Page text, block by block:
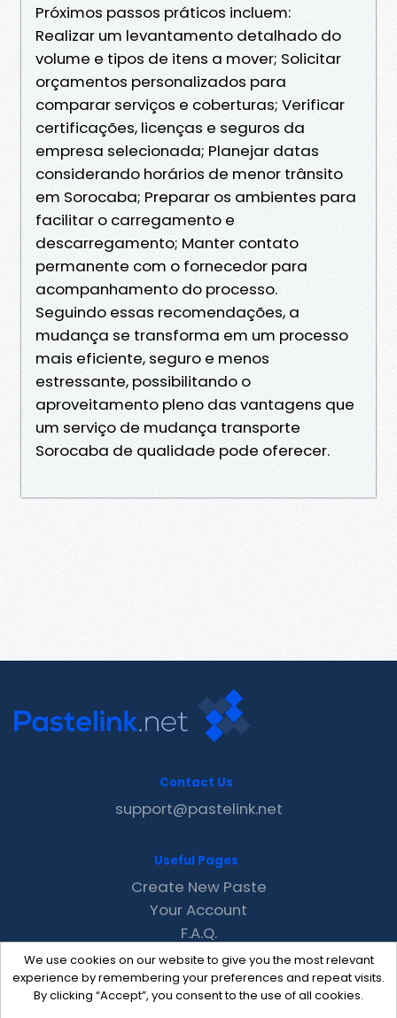
Próximos passos práticos incluem:
Realizar um levantamento detalhado do
volume e tipos de itens a mover; Solicitar
orçamentos personalizados para
comparar serviços e coberturas; Verificar
certificações, licenças e seguros da
empresa selecionada; Planejar datas
considerando horários de menor trânsito
em Sorocaba; Preparar os ambientes para
facilitar o carregamento e
descarregamento; Manter contato
permanente com o fornecedor para
acompanhamento do processo.
Seguindo essas recomendações, a
mudança se transforma em um processo
mais eficiente, seguro e menos
estressante, possibilitando o
aproveitamento pleno das vantagens que
um serviço de mudança transporte
Sorocaba de qualidade pode oferecer.
We use cookies on our website to give you the most relevant
experience by remembering your preferences and repeat visits.
By clicking “Accept”, you consent to the use of all cookies.
Contact Us
support@pastelink.net
Useful Pages
Create New Paste
Your Account
F.A.Q.
Recent
Contact